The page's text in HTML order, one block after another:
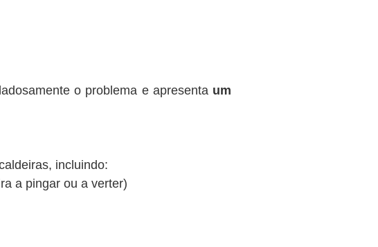
o problema e apresenta um
incluindo:
a pingar ou a verter)